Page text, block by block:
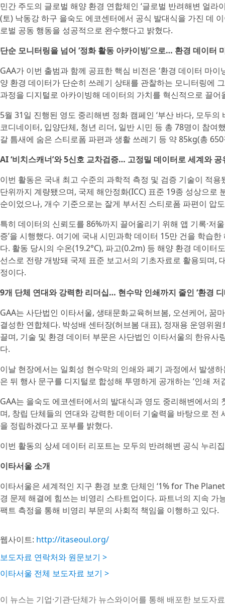
민간 주도의 글로벌 해양 환경 연합체인 ‘글로벌 반려해변 얼
(토) 낙동강 하구 을숙도 에코센터에서 공식 발대식을 가진 데
로벌 공동 행동을 성공적으로 완수했다고 밝혔다.
단순 모니터링을 넘어 ‘정화 활동 아카이빙’으로… 환경 데이터
GAA가 이번 출범과 함께 공표한 핵심 비전은 ‘환경 데이터 마
양 환경 데이터가 단순히 쓰레기 상태를 관찰하는 모니터링에
과정을 디지털로 아카이빙해 데이터의 가치를 혁신적으로 끌어
5월 31일 진행된 영도 중리해변 정화 캠페인 ‘부산 바다, 모두
코디네이터, 입양단체, 청년 리더, 일반 시민 등 총 78명이 참여
갈 틈새에 숨은 스티로폼 파편과 생활 쓰레기 등 약 85kg(총
AI ‘비치스캐너’와 5신호 교차검증… 고정밀 데이터로 세계와 공
이번 활동은 국내 최고 수준의 과학적 측정 및 검증 기술이 적
단위까지 계량됐으며, 국제 해안정화(ICC) 표준 19종 성상으
순이었으나, 개수 기준으로는 잘게 부서진 스티로폼 파편이 압
특히 데이터의 신뢰도를 86%까지 끌어올리기 위해 앱 기록·저
증’을 시행했다. 여기에 국내 시민과학 데이터 15만 건을 학습
다. 활동 당시의 수온(19.2°C), 파고(0.2m) 등 해양 환경 데이터
선스로 전량 개방돼 국제 표준 보고서의 기초자료로 활용되며,
정이다.
9개 단체 연대와 강력한 리더십… 현수막 인쇄까지 줄인 ‘환경 디
GAA는 사단법인 이타서울, 생태문화교육허브봄, 오션케어, 꿈
결성한 연합체다. 박성배 센터장(허브봄 대표), 정재용 운영위
끌며, 기술 및 환경 데이터 부문은 사단법인 이타서울의 한유
다.
이날 현장에서는 일회성 현수막의 인쇄와 폐기 과정에서 발생
은 뒤 행사 문구를 디지털로 합성해 투명하게 공개하는 ‘인쇄
GAA는 을숙도 에코센터에서의 발대식과 영도 중리해변에서
며, 창립 단체들의 연대와 강력한 데이터 기술력을 바탕으로
을 정립하겠다고 포부를 밝혔다.
이번 활동의 상세 데이터 리포트는 모두의 반려해변 공식 누리
이타서울 소개
이타서울은 세계적인 지구 환경 보호 단체인 ‘1% for The
경 문제 해결에 힘쓰는 비영리 스타트업이다. 파트너의 지속
팩트 측정을 통해 비영리 부문의 사회적 책임을 이행하고 있다.
웹사이트: http://itaseoul.org/
보도자료 연락처와 원문보기 >
이타서울 전체 보도자료 보기 >
이 뉴스는 기업·기관·단체가 뉴스와이어를 통해 배포한 보도자